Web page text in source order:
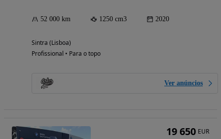
52 000 km 1250 cm3 2020
Sintra (Lisboa)
Profissional • Para o topo
Ver anúncios
19 650 EUR